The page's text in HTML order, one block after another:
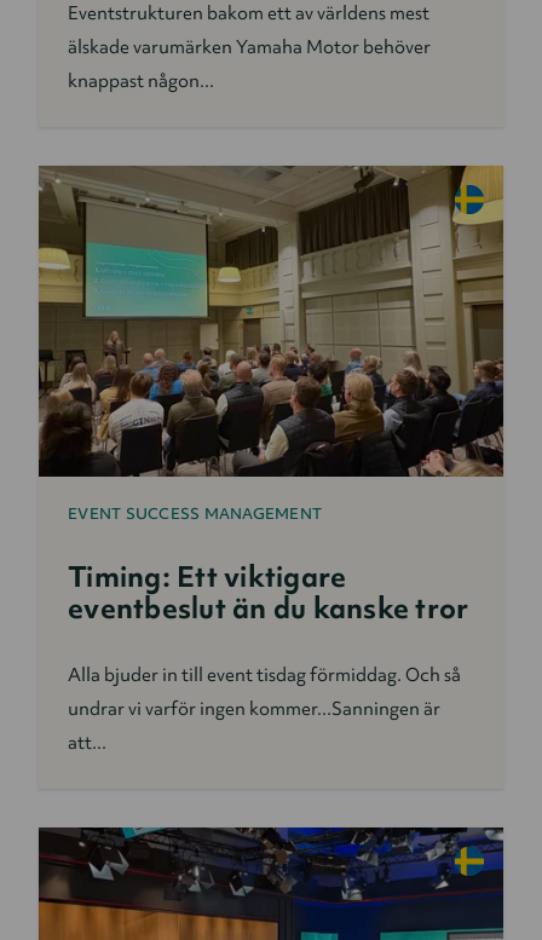
Eventstrukturen bakom ett av världens mest
älskade varumärken Yamaha Motor behöver
knappast någon...
EVENT SUCCESS MANAGEMENT
Timing: Ett viktigare
eventbeslut än du kanske tror
Alla bjuder in till event tisdag förmiddag. Och så
undrar vi varför ingen kommer...Sanningen är
att...